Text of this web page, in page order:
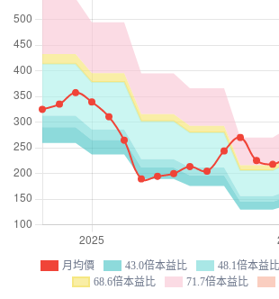
月均價 43.0倍本益比 48.1倍本益比
68.6倍本益比
71.7倍本益比